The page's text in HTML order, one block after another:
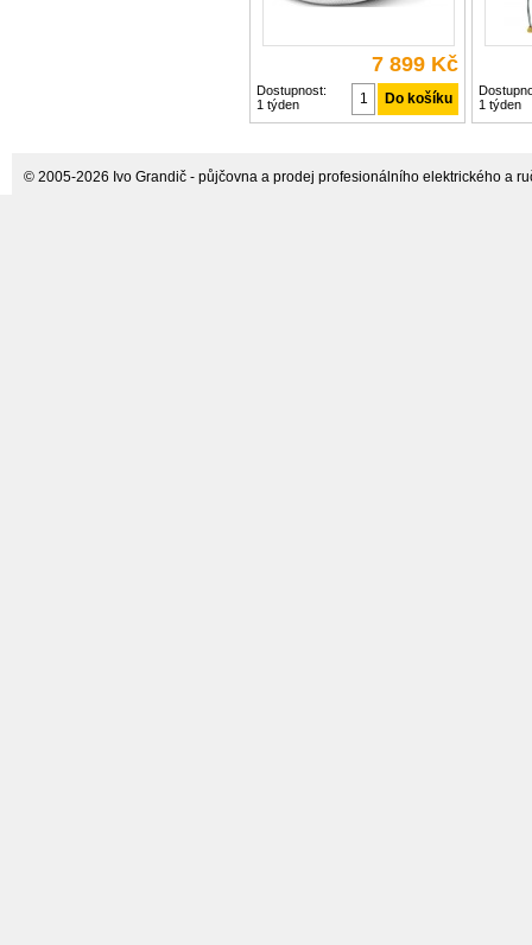
7 899 Kč
Dostupnost:
1 týden
1 týden
© 2005-2026 Ivo Grandič - půjčovna a prodej profesionálního elektrického a